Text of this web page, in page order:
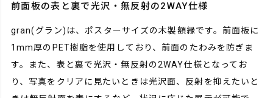
前面板の表と裏で光沢・無反射の2WAY仕様
gran(グラン)は、ポスターサイズの木製額縁です。前面板に
1mm厚のPET樹脂を使用しており、前面のたわみを防ぎま
す。また、表と裏で光沢・無反射の2WAY仕様となってお
り、写真をクリアに見たいときは光沢面、反射を抑えたいと